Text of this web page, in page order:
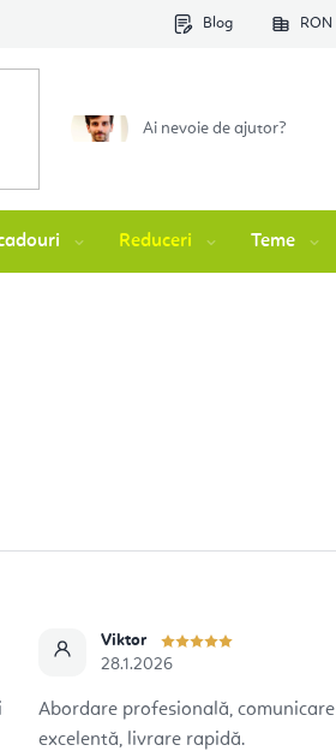
Blog RON
Ai nevoie de ajutor?
Reduceri Teme
Viktor
28.1.2026
Abordare profesională, comunicare
excelentă, livrare rapidă.